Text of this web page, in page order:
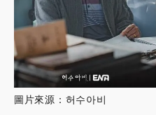
圖片來源：허수아비